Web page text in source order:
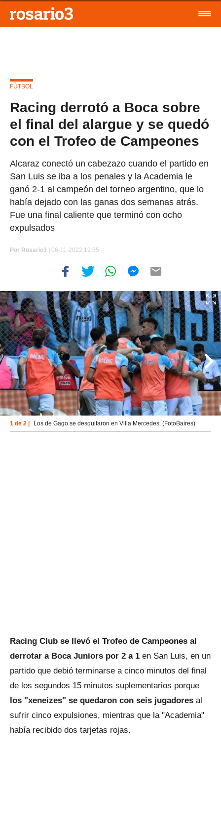
FÚTBOL
Racing derrotó a Boca sobre
el final del alargue y se quedó
con el Trofeo de Campeones
Alcaraz conectó un cabezazo cuando el partido en
San Luis se iba a los penales y la Academia le
ganó 2-1 al campeón del torneo argentino, que lo
había dejado con las ganas dos semanas atrás.
Fue una final caliente que terminó con ocho
expulsados
Por Rosario3 | 06-11-2022 19:55
1 de 2 | Los de Gago se desquitaron en Villa Mercedes. (FotoBaires)
Racing Club se llevó el Trofeo de Campeones al
derrotar a Boca Juniors por 2 a 1 en San Luis, en un
partido que debió terminarse a cinco minutos del final
de los segundos 15 minutos suplementarios porque
los "xeneizes" se quedaron con seis jugadores al
sufrir cinco expulsiones, mientras que la "Academia"
había recibido dos tarjetas rojas.